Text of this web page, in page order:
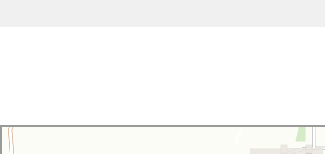
УралЭкспорт
Железнодорожная техника и оборудование в Челябинске